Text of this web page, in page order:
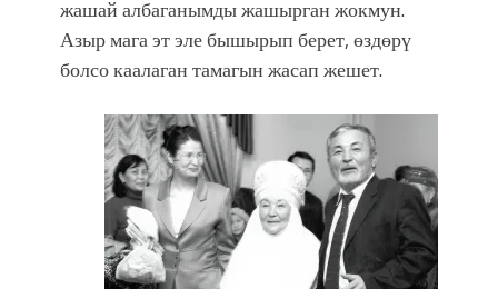
жашай албаганымды жашырган жокмун.
Азыр мага эт эле бышырып берет, өздөрү
болсо каалаган тамагын жасап жешет.